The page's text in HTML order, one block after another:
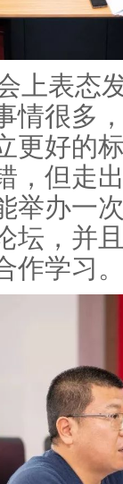
上表态
情很多
更好的
，但走
举办一
坛，并
作学习